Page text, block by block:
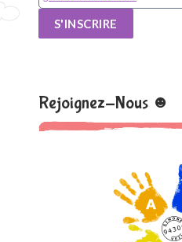
S'INSCRIRE
Rejoignez-Nous ☻